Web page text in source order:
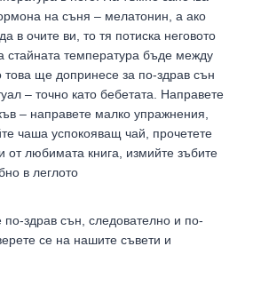
на съня – мелатонин, а ако
в очите ви, то тя потиска неговото
стайната температура бъде между
това ще допринесе за по-здрав сън
– точно като бебетата. Направете
– направете малко упражнения,
чаша успокояващ чай, прочетете
от любимата книга, измийте зъбите
в леглото
здрав сън, следователно и по-
се на нашите съвети и